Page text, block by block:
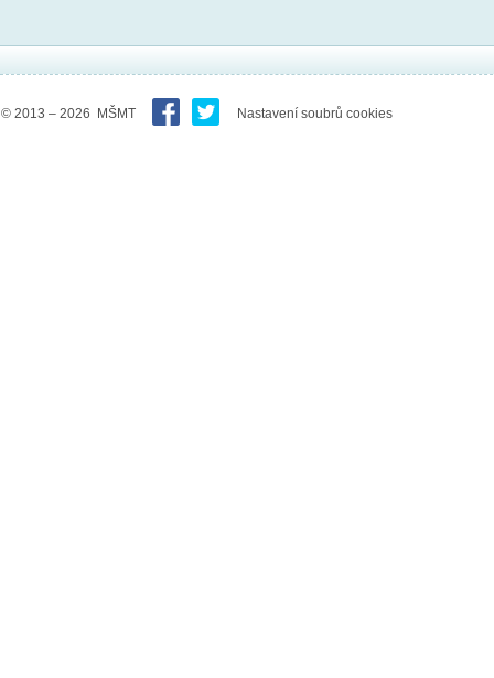
© 2013 – 2026 MŠMT Nastavení soubrů cookies